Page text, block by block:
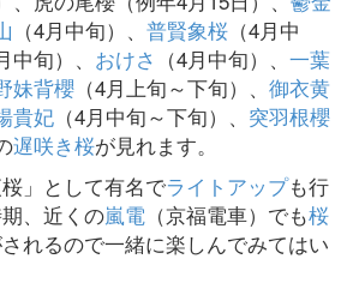
（4月中旬）、 普賢象桜 （4月中
中旬）、 おけさ （4月中旬）、 一葉
妹背櫻 （4月上旬～下旬）、 御衣黄
貴妃 （4月中旬～下旬）、 突羽根櫻
遅咲き桜が見れます。
」として有名でライトアップも行
、近くの嵐電 （京福電車）でも桜
れるので一緒に楽しんでみてはい